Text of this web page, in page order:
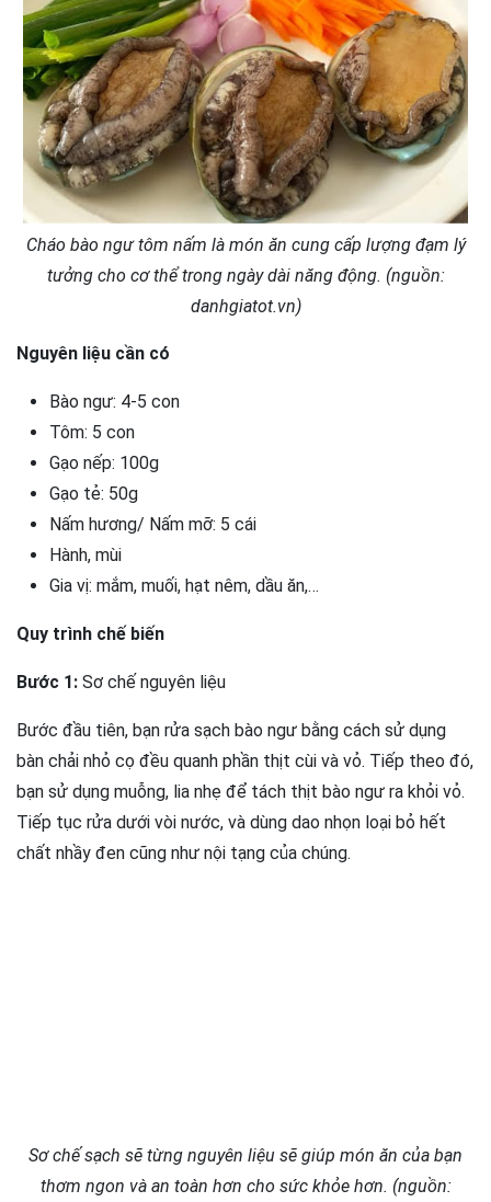
Cháo bào ngư tôm nấm là món ăn cung cấp lượng đạm lý
tưởng cho cơ thể trong ngày dài năng động. (nguồn:
danhgiatot.vn)
Nguyên liệu cần có
Bào ngư: 4-5 con
Tôm: 5 con
Gạo nếp: 100g
Gạo tẻ: 50g
Nấm hương/ Nấm mỡ: 5 cái
Hành, mùi
Gia vị: mắm, muối, hạt nêm, dầu ăn,…
Quy trình chế biến
Bước 1: Sơ chế nguyên liệu
Bước đầu tiên, bạn rửa sạch bào ngư bằng cách sử dụng
bàn chải nhỏ cọ đều quanh phần thịt cùi và vỏ. Tiếp theo đó,
bạn sử dụng muỗng, lia nhẹ để tách thịt bào ngư ra khỏi vỏ.
Tiếp tục rửa dưới vòi nước, và dùng dao nhọn loại bỏ hết
chất nhầy đen cũng như nội tạng của chúng.
Sơ chế sạch sẽ từng nguyên liệu sẽ giúp món ăn của bạn
thơm ngon và an toàn hơn cho sức khỏe hơn. (nguồn: